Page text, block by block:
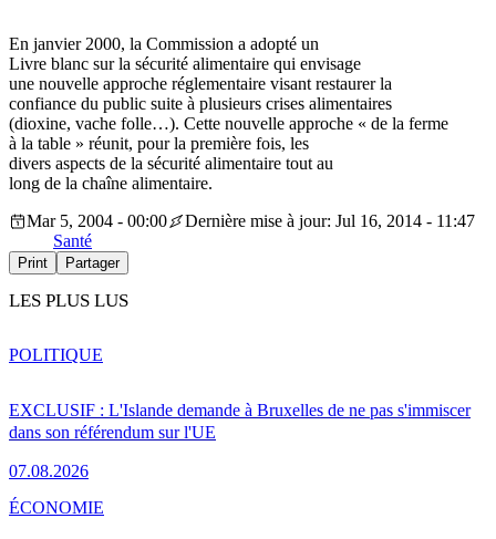
En janvier 2000, la Commission a adopté un
Livre blanc sur la sécurité alimentaire qui envisage
une nouvelle approche réglementaire visant restaurer la
confiance du public suite à plusieurs crises alimentaires
(dioxine, vache folle…). Cette nouvelle approche « de la ferme
à la table » réunit, pour la première fois, les
divers aspects de la sécurité alimentaire tout au
long de la chaîne alimentaire.
Mar 5, 2004 - 00:00
Dernière mise à jour: Jul 16, 2014 - 11:47
Santé
Print Partager
LES PLUS LUS
EXCLUSIF : L'Islande demande à Bruxelles de ne pas s'immiscer
dans son référendum sur l'UE
07.08.2026
POLITIQUE
ÉCONOMIE